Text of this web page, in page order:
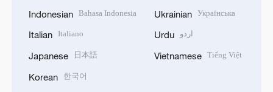
Indonesian Bahasa Indonesia
Italian Italiano
Japanese 日本語
Korean 한국어
Ukrainian Українська
Urdu اردو
Vietnamese Tiếng Việt